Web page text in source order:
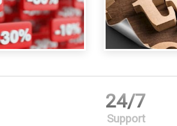
24/7
Support